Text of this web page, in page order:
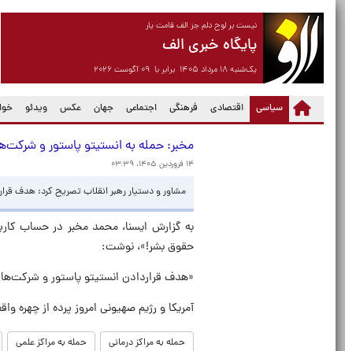
نیست بر لوح دلم جز الف قامت یار
پایگاه خبری الف
یک‌شنبه ۱۸ مرداد ۱۴۰۵ برابر با ۰۹ آگوست ۲۰۲۶
سیاسی
(current) اقتصادی فرهنگی اجتماعی جهان عکس ویدئو
مخبر: حمله به انستیتو پاستور و
۱۴ فروردین ۱۴۰۵، ۰۳:۳۹
مشاور و دستیار رهبر انقلاب تصریح کرد: هدف
به گزارش ایسنا، محمد مخبر در حساب
حقوق بشر!»، نوشت:
«هدف قراردادن انستیتو پاستور و
آمریکا و رژیم صهیونی امروز پرده از
حمله به مراکز درمانی حمله به مراکز علمی